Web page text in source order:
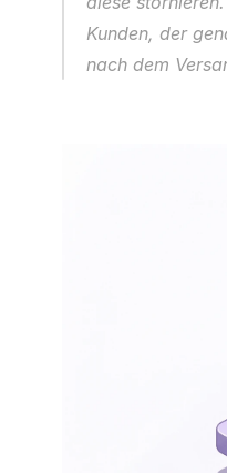
Kunden, der
nach dem